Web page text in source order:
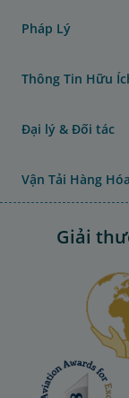
Pháp Lý
Thông Tin Hữu
Đại lý & Đối tác
Vận Tải Hàng Hóa
Giải